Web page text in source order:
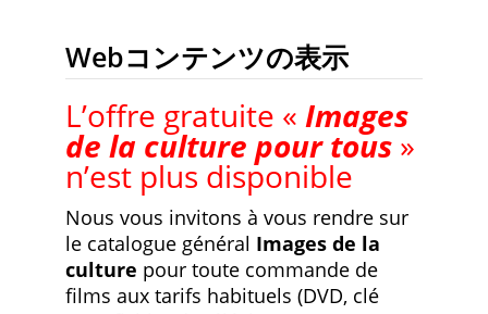
Webコンテンツの表示
L’offre gratuite « Images
de la culture pour tous »
n’est plus disponible
Nous vous invitons à vous rendre sur
le catalogue général Images de la
culture pour toute commande de
films aux tarifs habituels (DVD, clé